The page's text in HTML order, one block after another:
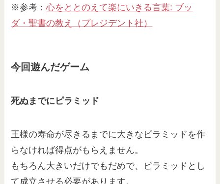
※参考：心をととのえて楽にいきる言葉: ブッ
ダ・聖書の教え（プレジデント社）
今回遊んだゲーム
死ぬまでにピラミッド
王様の寿命が尽きるまでに大きなピラミッドを作
らなければ得点がもらえません。
もちろん大きいだけでもだめで、ピラミッドとし
て成立させる必要があります。